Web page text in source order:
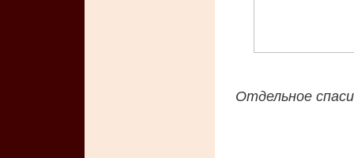
Отдельное